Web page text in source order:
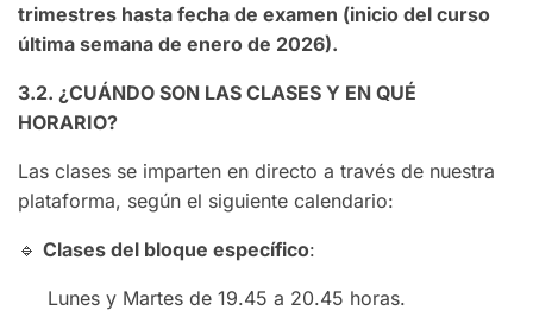
trimestres hasta fecha de examen (inicio del curso
última semana de enero de 2026).
3.2. ¿CUÁNDO SON LAS CLASES Y EN QUÉ
HORARIO?
Las clases se imparten en directo a través de nuestra
plataforma, según el siguiente calendario:
🔹 Clases del bloque específico:
Lunes y Martes de 19.45 a 20.45 horas.